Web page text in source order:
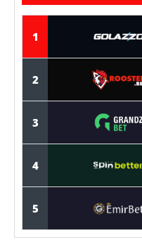
1
2
3
4
5